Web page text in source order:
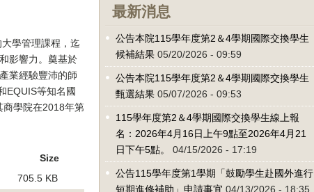
學管理課程，迄
影響力。奠基於
業經驗豐沛的師
EQUIS等知名國
商學院在2018年第
Size
705.5 KB
最新消息
公告本院115學年度第2＆4學期國際交換學生
候補結果 05/20/2026 - 09:59
公告本院115學年度第2＆4學期國際交換學生
甄選結果 05/07/2026 - 09:53
115學年度第2＆4學期國際交換學生線上報
名：2026年4月16日上午9點至2026年4月21
日下午5點。
04/15/2026 - 17:19
公告115學年度第1學期「鼓勵學生赴國外進行
短期進修補助」申請事宜 04/13/2026 - 18:35